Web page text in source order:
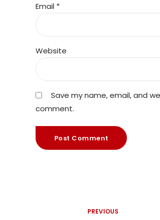
Email *
Website
Save my name, email, and
comment.
Post Comment
PREVIOUS